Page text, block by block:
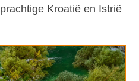
Kroatië en Istrië